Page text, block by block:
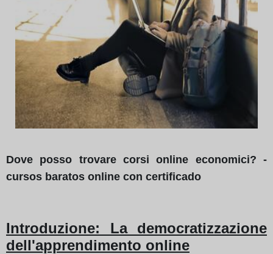
Dove posso trovare corsi online economici? -
cursos baratos online con certificado
Introduzione: La democratizzazione
dell'apprendimento online